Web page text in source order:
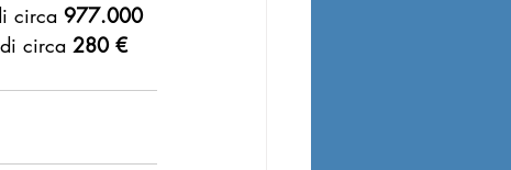
circa 977.000
circa 280 €